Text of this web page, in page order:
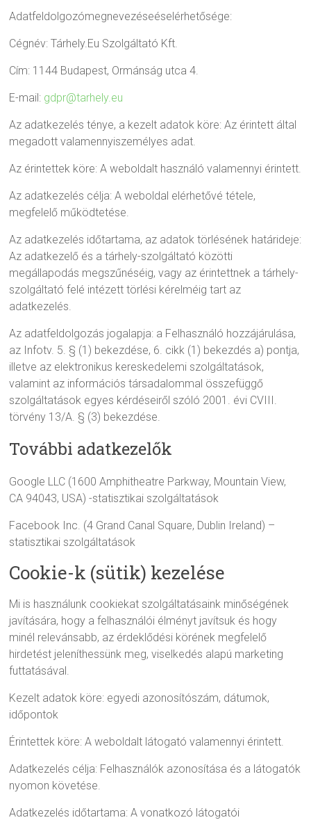
Adatfeldolgozómegnevezéseéselérhetősége:
Cégnév: Tárhely.Eu Szolgáltató Kft.
Cím: 1144 Budapest, Ormánság utca 4.
E-mail: gdpr@tarhely.eu
Az adatkezelés ténye, a kezelt adatok köre: Az érintett által
megadott valamennyiszemélyes adat.
Az érintettek köre: A weboldalt használó valamennyi érintett.
Az adatkezelés célja: A weboldal elérhetővé tétele,
megfelelő működtetése.
Az adatkezelés időtartama, az adatok törlésének határideje:
Az adatkezelő és a tárhely-szolgáltató közötti
megállapodás megszűnéséig, vagy az érintettnek a tárhely-
szolgáltató felé intézett törlési kérelméig tart az
adatkezelés.
Az adatfeldolgozás jogalapja: a Felhasználó hozzájárulása,
az Infotv. 5. § (1) bekezdése, 6. cikk (1) bekezdés a) pontja,
illetve az elektronikus kereskedelemi szolgáltatások,
valamint az információs társadalommal összefüggő
szolgáltatások egyes kérdéseiről szóló 2001. évi CVIII.
törvény 13/A. § (3) bekezdése.
További adatkezelők
Google LLC (1600 Amphitheatre Parkway, Mountain View,
CA 94043, USA) -statisztikai szolgáltatások
Facebook Inc. (4 Grand Canal Square, Dublin Ireland) –
statisztikai szolgáltatások
Cookie-k (sütik) kezelése
Mi is használunk cookiekat szolgáltatásaink minőségének
javítására, hogy a felhasználói élményt javítsuk és hogy
minél relevánsabb, az érdeklődési körének megfelelő
hirdetést jeleníthessünk meg, viselkedés alapú marketing
futtatásával.
Kezelt adatok köre: egyedi azonosítószám, dátumok,
időpontok
Érintettek köre: A weboldalt látogató valamennyi érintett.
Adatkezelés célja: Felhasználók azonosítása és a látogatók
nyomon követése.
Adatkezelés időtartama: A vonatkozó látogatói